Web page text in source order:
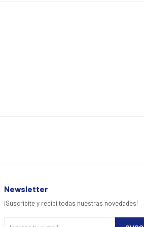
Newsletter
¡Suscribite y recibí todas nuestras novedades!